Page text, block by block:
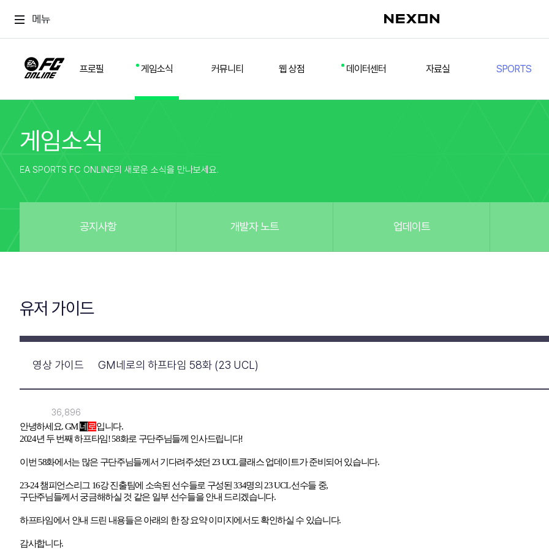
메뉴
프로필 게임소식 커뮤니티 웹 상점 데이터센터 자료실 SPORTS
스쿼드
경기 기록
커뮤니티
방명록
설정
업데이트
유저 가이드
질문
게임 플레이 버그 제보
훈련코치/특성 도우미
게임소식
EA SPORTS FC ONLINE의 새로운 소식을 만나보세요.
공지사항 개발자 노트 업데이트
유저 가이드
영상 가이드 GM네로의 하프타임 58화 (23 UCL)
36,896
안녕하세요. GM네 로입니다.
2024년 두 번째 하프타임! 58화로 구단주님들께 인사드립니다!
이번 58화에서는 많은 구단주님들께서 기다려주셨던 23 UCL 클래스 업데이트가 준비되어 있습니다.
23-24 챔피언스리그 16강 진출팀에 소속된 선수들로 구성된 334명의 23 UCL 선수들 중,
구단주님들께서 궁금해하실 것 같은 일부 선수들을 안내 드리겠습니다.
하프타임에서 안내 드린 내용들은 아래의 한 장 요약 이미지에서도 확인하실 수 있습니다.
감사합니다.